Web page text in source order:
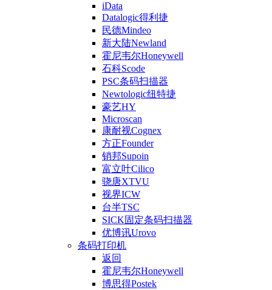
iData
Datalogic得利捷
民德Mindeo
新大陆Newland
霍尼韦尔Honeywell
石科Scode
PSC条码扫描器
Newtologic纽特捷
豪艺HY
Microscan
康耐视Cognex
方正Founder
销邦Supoin
富立叶Cilico
骁唐XTVU
视界ICW
台半TSC
SICK固定条码扫描器
优博讯Urovo
条码打印机
返回
霍尼韦尔Honeywell
博思得Postek